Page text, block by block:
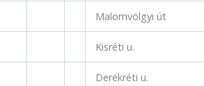
Malomvölgyi út
Kisréti u.
Derékréti u.